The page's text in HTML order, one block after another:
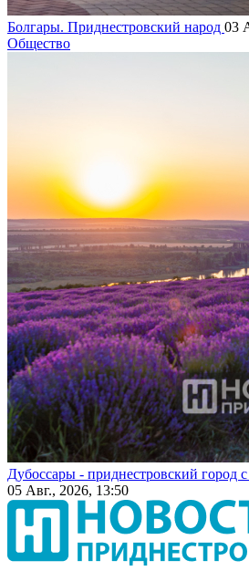
Болгары. Приднестровский народ 03
Общество
Дубоссары - приднестровский город
05 Авг., 2026, 13:50